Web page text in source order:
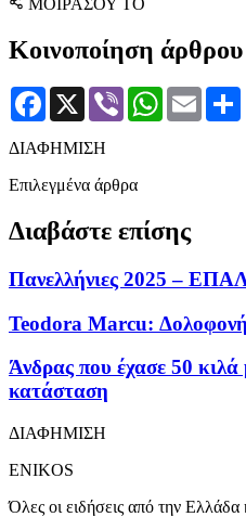
ΜΟΙΡΑΣΟΥ ΤΟ
Κοινοποίηση άρθρου
Facebook
X Viber WhatsApp
Email
ΔΙΑΦΗΜΙΣΗ
Επιλεγμένα άρθρα
Διαβάστε επίσης
Πανελλήνιες 2025 –
Teodora Marcu:
Άνδρας που έχασε 50
κατάσταση
ΔΙΑΦΗΜΙΣΗ
ENIKOS
Όλες οι ειδήσεις από την